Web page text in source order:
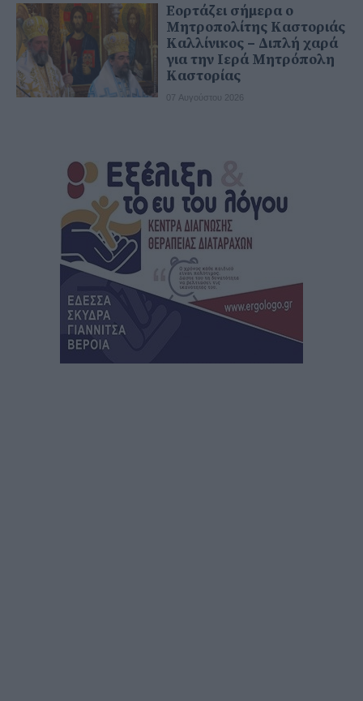
Εορτάζει σήμερα ο
Μητροπολίτης Καστοριάς
Καλλίνικος – Διπλή χαρά
για την Ιερά Μητρόπολη
Καστορίας
07 Αυγούστου 2026